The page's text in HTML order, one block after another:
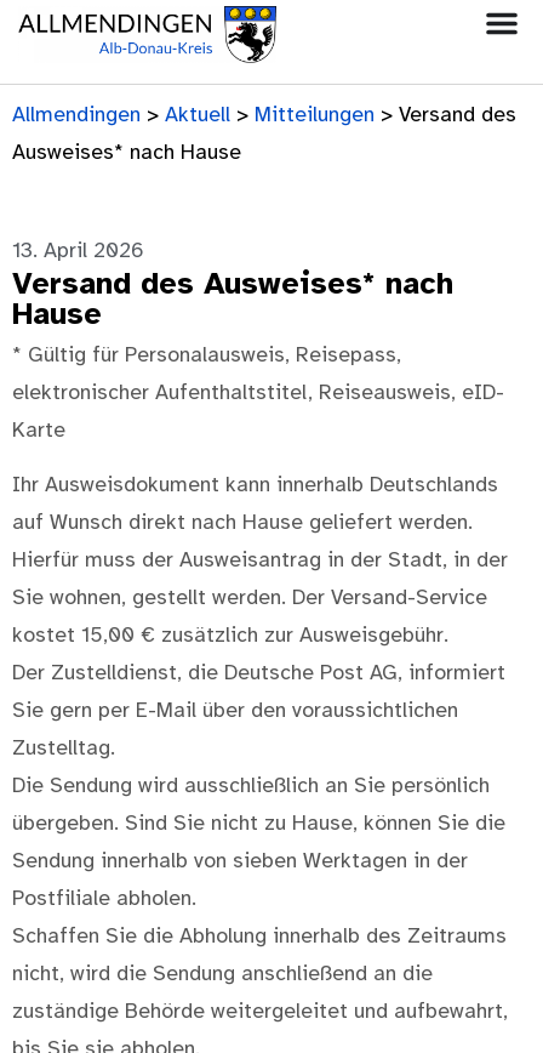
Allmendingen > Aktuell > Mitteilungen > Versand des
Ausweises* nach Hause
13. April 2026
Versand des Ausweises* nach
Hause
* Gültig für Personalausweis, Reisepass,
elektronischer Aufenthaltstitel, Reiseausweis, eID-
Karte
Ihr Ausweisdokument kann innerhalb Deutschlands
auf Wunsch direkt nach Hause geliefert werden.
Hierfür muss der Ausweisantrag in der Stadt, in der
Sie wohnen, gestellt werden. Der Versand-Service
kostet 15,00 € zusätzlich zur Ausweisgebühr.
Der Zustelldienst, die Deutsche Post AG, informiert
Sie gern per E-Mail über den voraussichtlichen
Zustelltag.
Die Sendung wird ausschließlich an Sie persönlich
übergeben. Sind Sie nicht zu Hause, können Sie die
Sendung innerhalb von sieben Werktagen in der
Postfiliale abholen.
Schaffen Sie die Abholung innerhalb des Zeitraums
nicht, wird die Sendung anschließend an die
zuständige Behörde weitergeleitet und aufbewahrt,